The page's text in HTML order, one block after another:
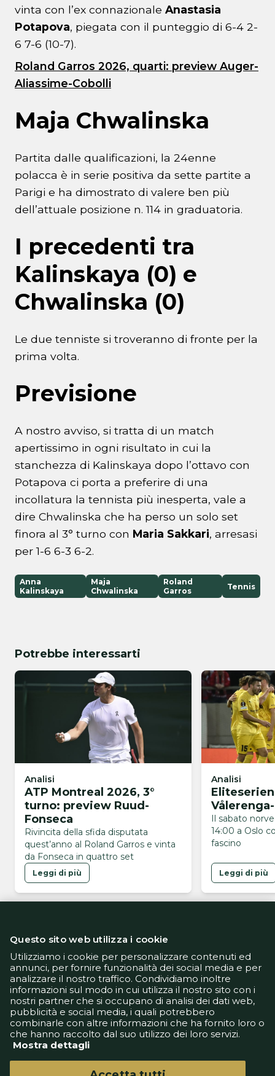
vinta con l’ex connazionale Anastasia
Potapova, piegata con il punteggio di 6-4 2-
6 7-6 (10-7).
Roland Garros 2026, quarti: preview Auger-
Aliassime-Cobolli
Maja Chwalinska
Partita dalle qualificazioni, la 24enne
polacca è in serie positiva da sette partite a
Parigi e ha dimostrato di valere ben più
dell’attuale posizione n. 114 in graduatoria.
I precedenti tra
Kalinskaya (0) e
Chwalinska (0)
Le due tenniste si troveranno di fronte per la
prima volta.
Previsione
A nostro avviso, si tratta di un match
apertissimo in ogni risultato in cui la
stanchezza di Kalinskaya dopo l’ottavo con
Potapova ci porta a preferire di una
incollatura la tennista più inesperta, vale a
dire Chwalinska che ha perso un solo set
finora al 3° turno con Maria Sakkari, arresasi
per 1-6 6-3 6-2.
Anna
Kalinskaya
Maja
Chwalinska
Roland
Garros
Tennis
Potrebbe interessarti
Analisi
ATP Montreal 2026, 3°
turno: preview Ruud-
Fonseca
Rivincita della sfida disputata
quest’anno al Roland Garros e vinta
da Fonseca in quattro set
Leggi di più
Analisi
Il sabato
14:00 a Oslo
fascino
Leggi di più
Informativa Privacy
Informativa Cookie
Tech App
Gestione preferenze
support@goldbetlive.it
Questo sito web utilizza i cookie
Utilizziamo i cookie per personalizzare contenuti ed
annunci, per fornire funzionalità dei social media e per
analizzare il nostro traffico. Condividiamo inoltre
informazioni sul modo in cui utilizza il nostro sito con i
nostri partner che si occupano di analisi dei dati web,
pubblicità e social media, i quali potrebbero
combinarle con altre informazioni che ha fornito loro o
che hanno raccolto dal suo utilizzo dei loro servizi.
Mostra dettagli